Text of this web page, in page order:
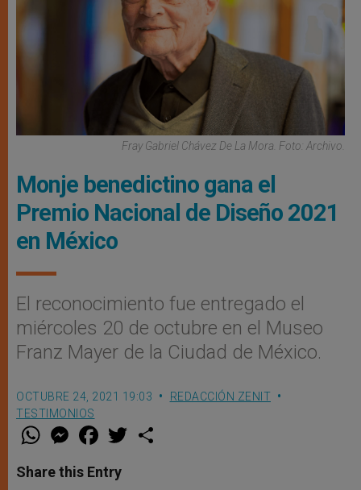
Fray Gabriel Chávez De La Mora. Foto: Archivo.
Monje benedictino gana el
Premio Nacional de Diseño 2021
en México
El reconocimiento fue entregado el
miércoles 20 de octubre en el Museo
Franz Mayer de la Ciudad de México.
OCTUBRE 24, 2021 19:03
REDACCIÓN ZENIT
TESTIMONIOS
W
t
s
M
e
s
e
F
a
e
b
w
Share this Entry